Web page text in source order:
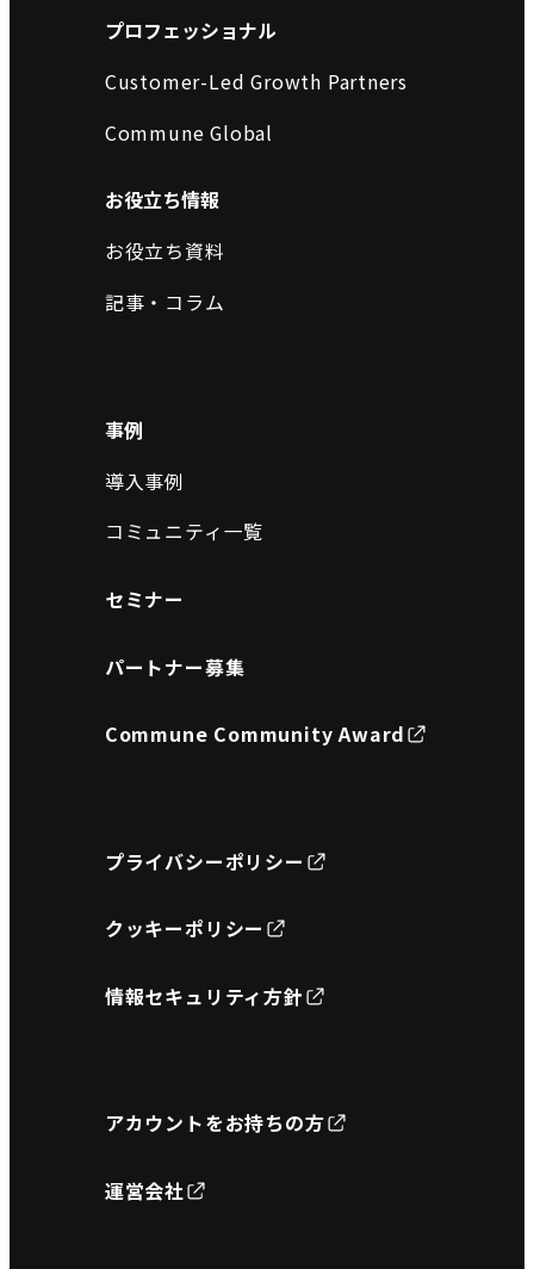
プロフェッショナル
Customer-Led Growth Partners
Commune Global
お役立ち情報
お役立ち資料
記事・コラム
事例
導入事例
コミュニティ一覧
セミナー
パートナー募集
Commune Community Award
プライバシーポリシー
クッキーポリシー
情報セキュリティ方針
アカウントをお持ちの方
運営会社